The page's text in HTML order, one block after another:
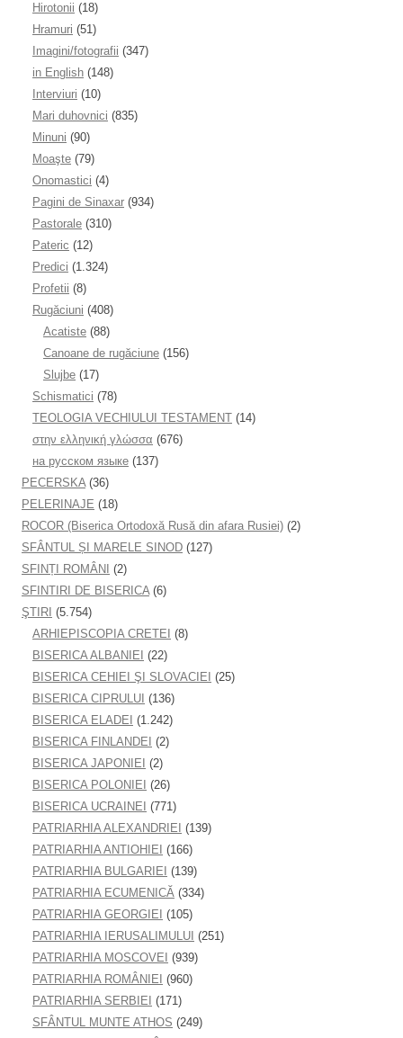
Hirotonii (18)
Hramuri (51)
Imagini/fotografii (347)
in English (148)
Interviuri (10)
Mari duhovnici (835)
Minuni (90)
Moaşte (79)
Onomastici (4)
Pagini de Sinaxar (934)
Pastorale (310)
Pateric (12)
Predici (1.324)
Profetii (8)
Rugăciuni (408)
Acatiste (88)
Canoane de rugăciune (156)
Slujbe (17)
Schismatici (78)
TEOLOGIA VECHIULUI TESTAMENT (14)
στην ελληνική γλώσσα (676)
на русском языке (137)
PECERSKA(36)
PELERINAJE (18)
ROCOR (Biserica Ortodoxă Rusă din afara Rusiei) (2)
SFÂNTUL ȘI MARELE SINOD (127)
SFINȚI ROMÂNI (2)
SFINTIRI DE BISERICA(6)
ŞTIRI (5.754)
ARHIEPISCOPIA CRETEI (8)
BISERICA ALBANIEI (22)
BISERICA CEHIEI ŞI SLOVACIEI (25)
BISERICA CIPRULUI (136)
BISERICA ELADEI (1.242)
BISERICA FINLANDEI (2)
BISERICA JAPONIEI (2)
BISERICA POLONIEI (26)
BISERICA UCRAINEI (771)
PATRIARHIA ALEXANDRIEI (139)
PATRIARHIA ANTIOHIEI (166)
PATRIARHIA BULGARIEI (139)
PATRIARHIA ECUMENICĂ (334)
PATRIARHIA GEORGIEI (105)
PATRIARHIA IERUSALIMULUI (251)
PATRIARHIA MOSCOVEI (939)
PATRIARHIA ROMÂNIEI (960)
PATRIARHIA SERBIEI (171)
SFÂNTUL MUNTE ATHOS (249)